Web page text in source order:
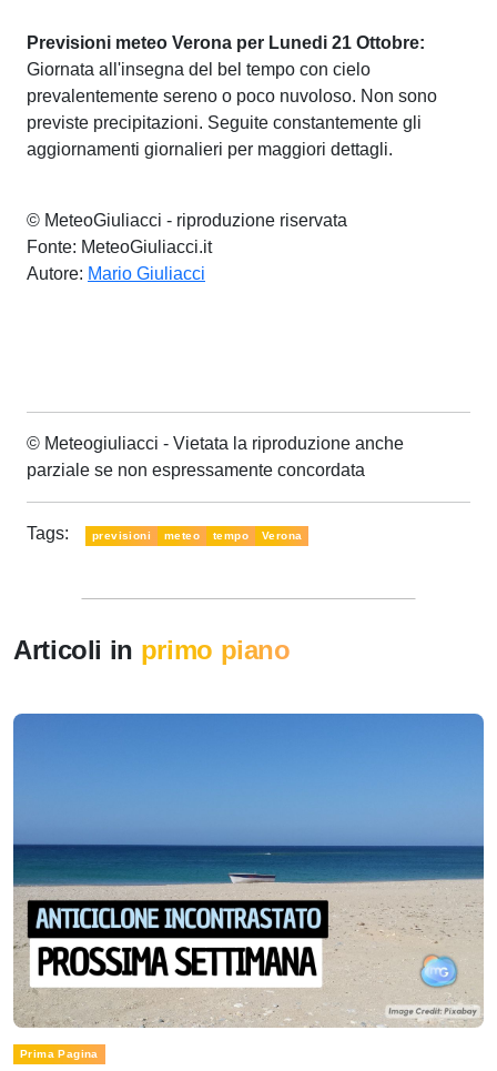
Previsioni meteo Verona per Lunedi 21 Ottobre:
Giornata all'insegna del bel tempo con cielo
prevalentemente sereno o poco nuvoloso. Non sono
previste precipitazioni. Seguite constantemente gli
aggiornamenti giornalieri per maggiori dettagli.
© MeteoGiuliacci - riproduzione riservata
Fonte: MeteoGiuliacci.it
Autore: Mario Giuliacci
© Meteogiuliacci - Vietata la riproduzione anche
parziale se non espressamente concordata
Tags: previsioni meteo tempo Verona
Articoli in primo piano
Prima Pagina